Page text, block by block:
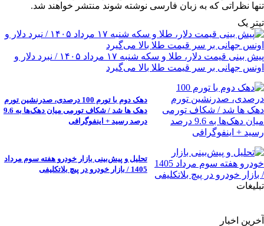
تنها نظراتی که به زبان فارسی نوشته شوند منتشر خواهند شد.
تیترِ یک
پیش ‌بینی قیمت دلار، طلا و سکه شنبه ۱۷ مرداد ۱۴۰۵ / نبرد دلار و
اونس جهانی بر سر قیمت طلا بالا می‌گیرد
دهک دوم با تورم 100 درصدی، صدرنشین تورم
دهک ها شد / شکاف تورمی میان دهک‌ها به 9.6
درصد رسید + اینفوگرافی
تحلیل و پیش‌بینی بازار خودرو هفته سوم مرداد
1405 / بازار خودرو در پیچ بلاتکلیفی
تبلیغات
آخرین اخبار